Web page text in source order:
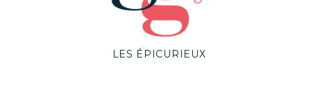
LES ÉPICURIEUX